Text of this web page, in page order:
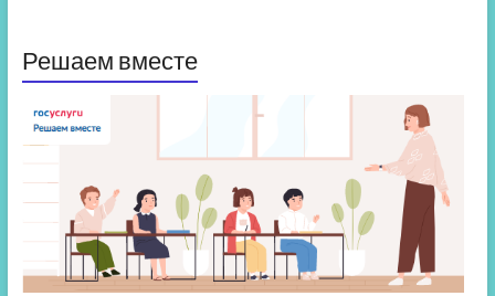
Решаем вместе